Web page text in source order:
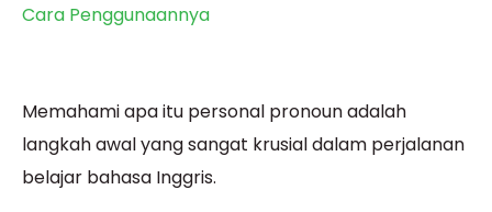
Cara Penggunaannya
Memahami apa itu personal pronoun adalah
langkah awal yang sangat krusial dalam perjalanan
belajar bahasa Inggris.